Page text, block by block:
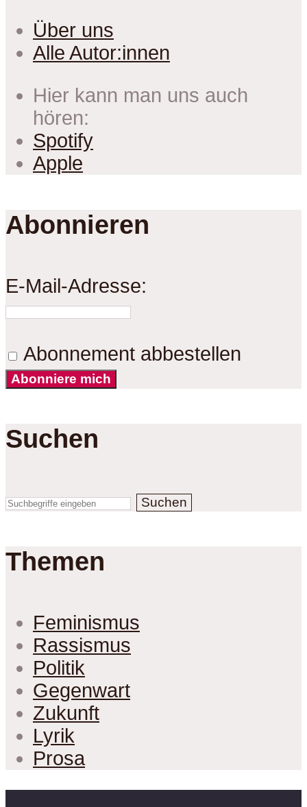
Über uns
Alle Autor:innen
Hier kann man uns auch
hören:
Spotify
Apple
Abonnieren
E-Mail-Adresse:
Abonnement abbestellen
Abonniere mich
Suchen
Suchen
Themen
Feminismus
Rassismus
Politik
Gegenwart
Zukunft
Lyrik
Prosa